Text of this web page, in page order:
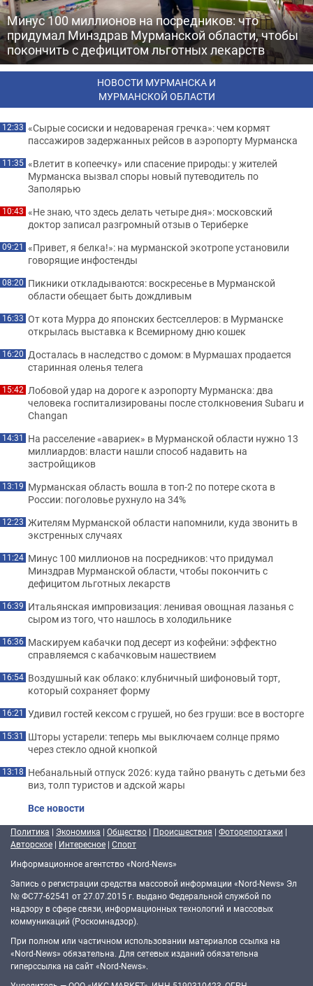
Минус 100 миллионов на посредников: что
придумал Минздрав Мурманской области, чтобы
покончить с дефицитом льготных лекарств
НОВОСТИ МУРМАНСКА И
МУРМАНСКОЙ ОБЛАСТИ
12:33 «Сырые сосиски и недовареная гречка»: чем кормят
пассажиров задержанных рейсов в аэропорту Мурманска
11:35 «Влетит в копеечку» или спасение природы: у жителей
Мурманска вызвал споры новый путеводитель по
Заполярью
10:43 «Не знаю, что здесь делать четыре дня»: московский
доктор записал разгромный отзыв о Териберке
09:21 «Привет, я белка!»: на мурманской экотропе установили
говорящие инфостенды
08:20 Пикники откладываются: воскресенье в Мурманской
области обещает быть дождливым
16:33 От кота Мурра до японских бестселлеров: в Мурманске
открылась выставка к Всемирному дню кошек
16:20 Досталась в наследство с домом: в Мурмашах продается
старинная оленья телега
15:42 Лобовой удар на дороге к аэропорту Мурманска: два
человека госпитализированы после столкновения Subaru и
Changan
14:31 На расселение «авариек» в Мурманской области нужно 13
миллиардов: власти нашли способ надавить на
застройщиков
13:19 Мурманская область вошла в топ-2 по потере скота в
России: поголовье рухнуло на 34%
12:23 Жителям Мурманской области напомнили, куда звонить в
экстренных случаях
11:24 Минус 100 миллионов на посредников: что придумал
Минздрав Мурманской области, чтобы покончить с
дефицитом льготных лекарств
16:39 Итальянская импровизация: ленивая овощная лазанья с
сыром из того, что нашлось в холодильнике
16:36 Маскируем кабачки под десерт из кофейни: эффектно
справляемся с кабачковым нашествием
16:54 Воздушный как облако: клубничный шифоновый торт,
который сохраняет форму
16:21 Удивил гостей кексом с грушей, но без груши: все в восторге
15:31 Шторы устарели: теперь мы выключаем солнце прямо
через стекло одной кнопкой
13:18 Небанальный отпуск 2026: куда тайно рвануть с детьми без
виз, толп туристов и адской жары
Все новости
Политика | Экономика | Общество | Происшествия | Фоторепортажи |
Авторское | Интересное | Спорт
Информационное агентство «Nord-News»
Запись о регистрации средства массовой информации «Nord-News» Эл
№ ФС77-62541 от 27.07.2015 г. выдано Федеральной службой по
надзору в сфере связи, информационных технологий и массовых
коммуникаций (Роскомнадзор).
При полном или частичном использовании материалов ссылка на
«Nord-News» обязательна. Для сетевых изданий обязательна
гиперссылка на сайт «Nord-News».